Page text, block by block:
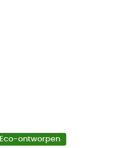
Eco-ontworpen